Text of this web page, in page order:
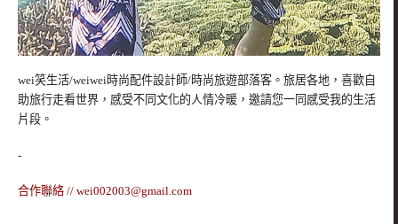
wei笑生活/weiwei時尚配件設計師/時尚旅遊部落客。旅居各地，喜歡自
助旅行走看世界，感受不同文化的人情冷暖，邀請您一同感受我的生活
片段。
-
合作聯絡 // wei002003@gmail.com